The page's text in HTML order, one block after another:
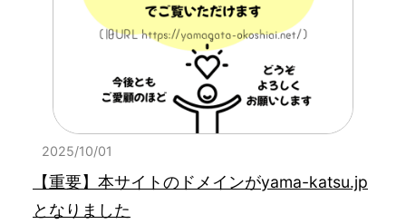
2025/10/01
【重要】本サイトのドメインがyama-katsu.jp
となりました